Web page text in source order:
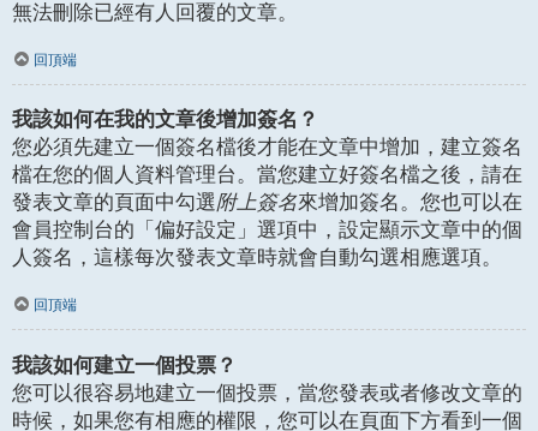
無法刪除已經有人回覆的文章。
回頂端
我該如何在我的文章後增加簽名？
您必須先建立一個簽名檔後才能在文章中增加，建立簽名
檔在您的個人資料管理台。當您建立好簽名檔之後，請在
發表文章的頁面中勾選附上簽名來增加簽名。您也可以在
會員控制台的「偏好設定」選項中，設定顯示文章中的個
人簽名，這樣每次發表文章時就會自動勾選相應選項。
回頂端
我該如何建立一個投票？
您可以很容易地建立一個投票，當您發表或者修改文章的
時候，如果您有相應的權限，您可以在頁面下方看到一個